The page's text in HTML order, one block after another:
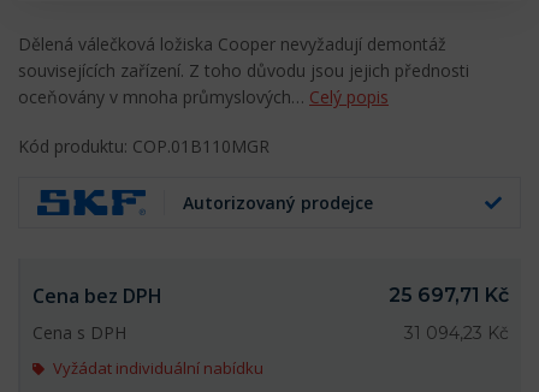
Dělená válečková ložiska Cooper nevyžadují demontáž
souvisejících zařízení. Z toho důvodu jsou jejich přednosti
oceňovány v mnoha průmyslových… Celý popis
Kód produktu: COP.01B110MGR
Autorizovaný prodejce
Cena bez DPH
25 697,71 Kč
Cena s DPH
31 094,23 Kč
Vyžádat individuální nabídku